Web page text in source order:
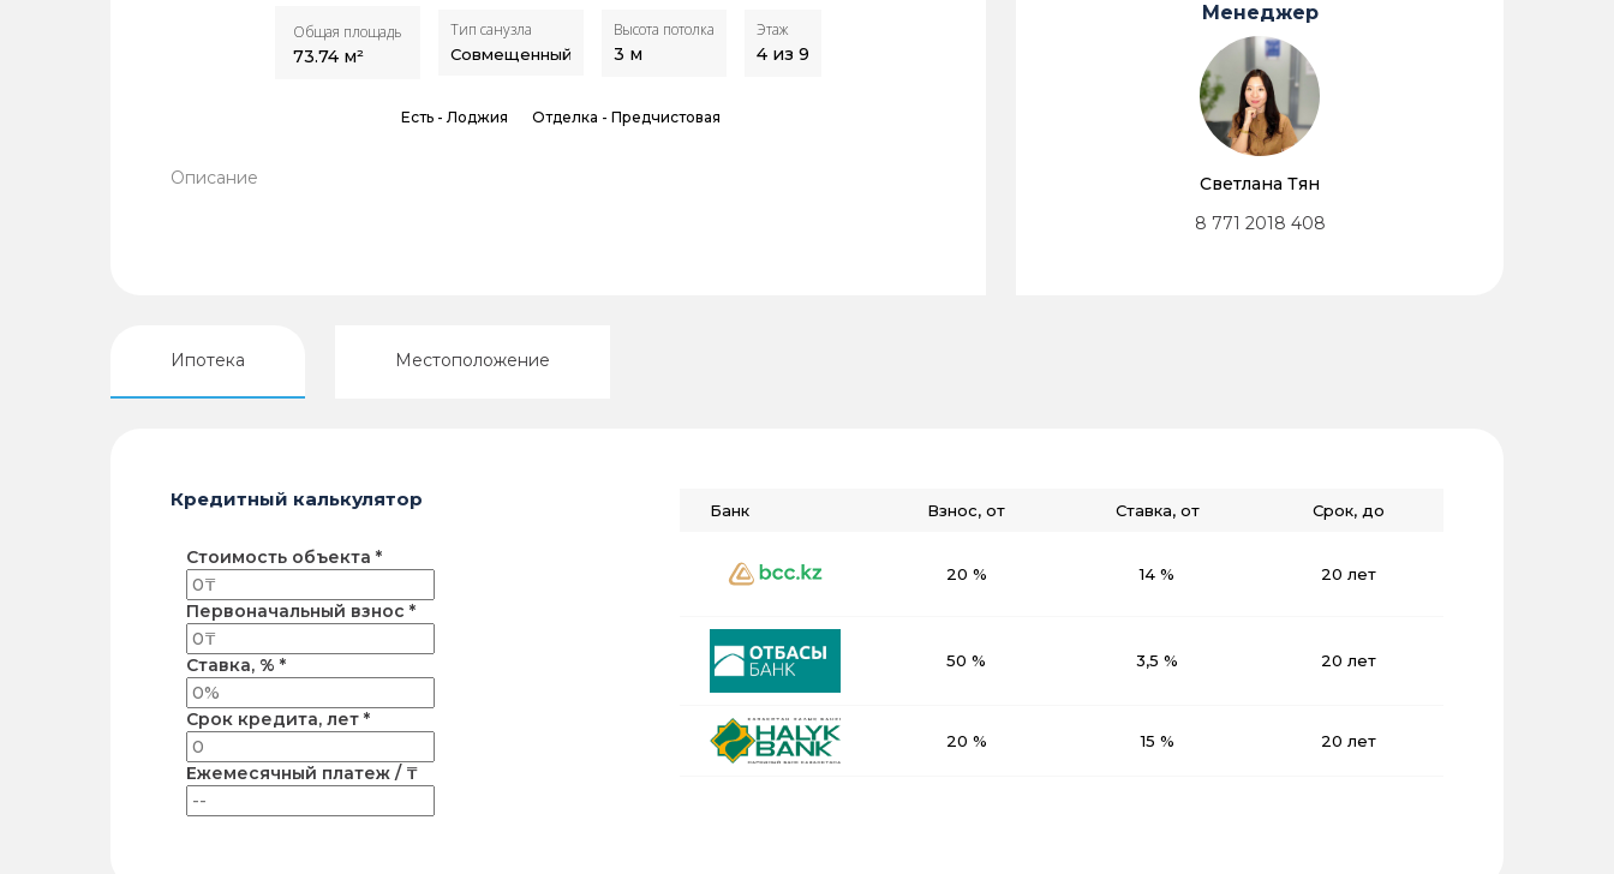
Общая площадь
73.74 м²
Тип санузла
Совмещенный
Высота потолка
3 м
Этаж
4 из 9
Есть -Лоджия Отделка - Предчистовая
Описание
Менеджер
Светлана Тян
8 771 2018 408
Ипотека Местоположение
Кредитный калькулятор
Стоимость объекта *
Первоначальный взнос *
Ставка, % *
Срок кредита, лет *
Ежемесячный платеж / ₸
Банк Взнос, от Ставка, от Срок, до
20 % 14 % 20 лет
50 % 3,5 % 20 лет
20 % 15 % 20 лет